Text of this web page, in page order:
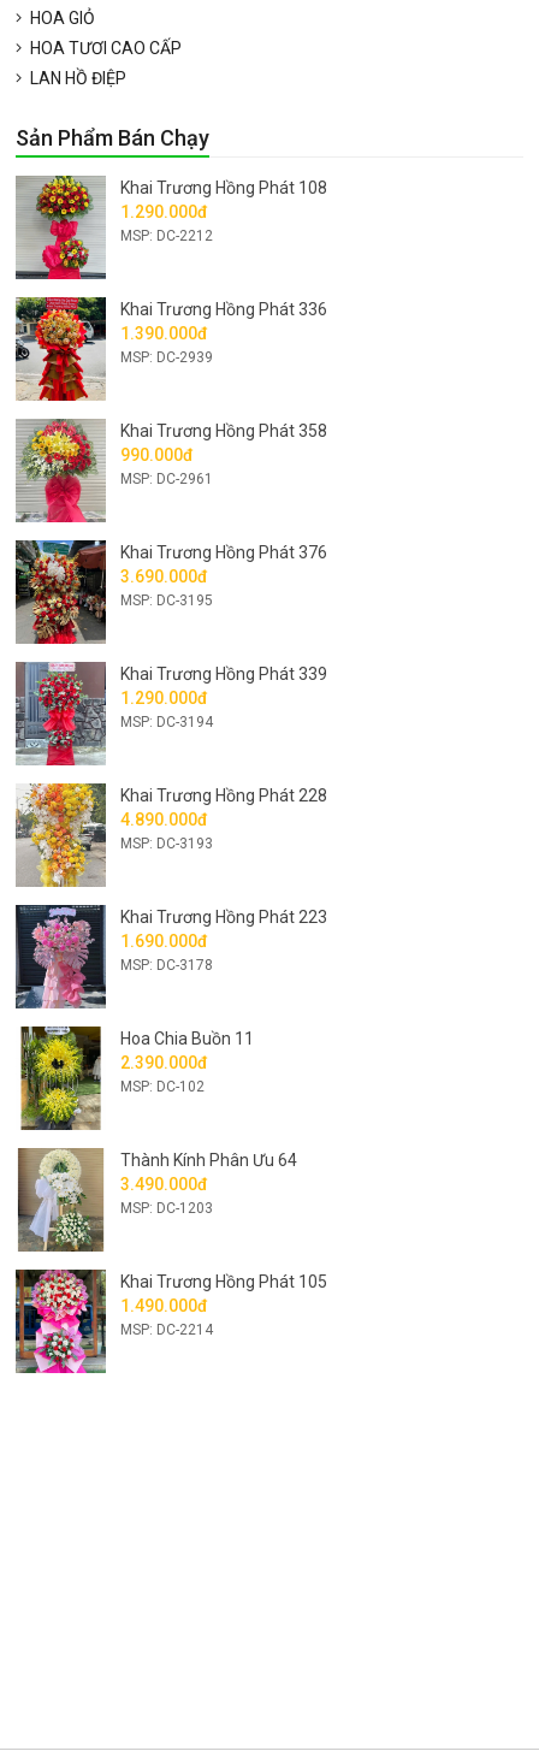
HOA GIỎ
HOA TƯƠI CAO CẤP
LAN HỒ ĐIỆP
Sản Phẩm Bán Chạy
Khai Trương Hồng Phát 108
1.290.000đ
MSP: DC-2212
Khai Trương Hồng Phát 336
1.390.000đ
MSP: DC-2939
Khai Trương Hồng Phát 358
990.000đ
MSP: DC-2961
Khai Trương Hồng Phát 376
3.690.000đ
MSP: DC-3195
Khai Trương Hồng Phát 339
1.290.000đ
MSP: DC-3194
Khai Trương Hồng Phát 228
4.890.000đ
MSP: DC-3193
Khai Trương Hồng Phát 223
1.690.000đ
MSP: DC-3178
Hoa Chia Buồn 11
2.390.000đ
MSP: DC-102
Thành Kính Phân Ưu 64
3.490.000đ
MSP: DC-1203
Khai Trương Hồng Phát 105
1.490.000đ
MSP: DC-2214